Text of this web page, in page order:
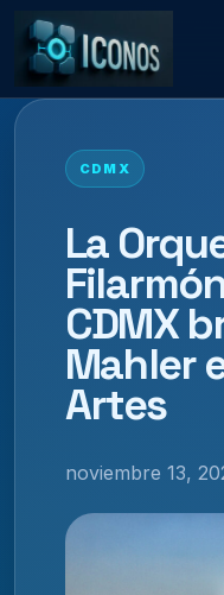
CDMX
La
CDMX
Mahler
Artes
noviembre 13,